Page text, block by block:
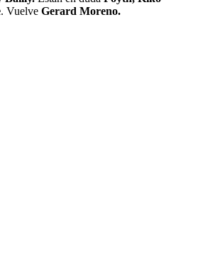
. Vuelve Gerard Moreno.